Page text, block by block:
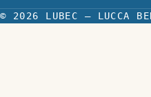
© 2026 LUBEC — LUCCA